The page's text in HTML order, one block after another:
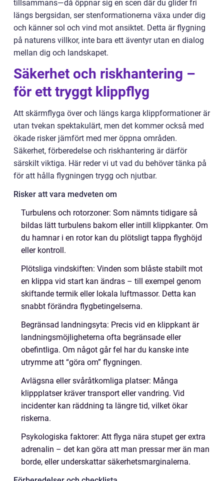
tillsammans—då öppnar sig en scen där du glider fri
längs bergsidan, ser stenformationerna växa under dig
och känner sol och vind mot ansiktet. Detta är flygning
på naturens villkor, inte bara ett äventyr utan en dialog
mellan dig och landskapet.
Säkerhet och riskhantering –
för ett tryggt klippflyg
Att skärmflyga över och längs karga klippformationer är
utan tvekan spektakulärt, men det kommer också med
ökade risker jämfört med mer öppna områden.
Säkerhet, förberedelse och riskhantering är därför
särskilt viktiga. Här reder vi ut vad du behöver tänka på
för att hålla flygningen trygg och njutbar.
Risker att vara medveten om
Turbulens och rotorzoner: Som nämnts tidigare så
bildas lätt turbulens bakom eller intill klippkanter. Om
du hamnar i en rotor kan du plötsligt tappa flyghöjd
eller kontroll.
Plötsliga vindskiften: Vinden som blåste stabilt mot
en klippa vid start kan ändras – till exempel genom
skiftande termik eller lokala luftmassor. Detta kan
snabbt förändra flygbetingelserna.
Begränsad landningsyta: Precis vid en klippkant är
landningsmöjligheterna ofta begränsade eller
obefintliga. Om något går fel har du kanske inte
utrymme att “göra om” flygningen.
Avlägsna eller svåråtkomliga platser: Många
klippplatser kräver transport eller vandring. Vid
incidenter kan räddning ta längre tid, vilket ökar
riskerna.
Psykologiska faktorer: Att flyga nära stupet ger extra
adrenalin – det kan göra att man pressar mer än man
borde, eller underskattar säkerhetsmarginalerna.